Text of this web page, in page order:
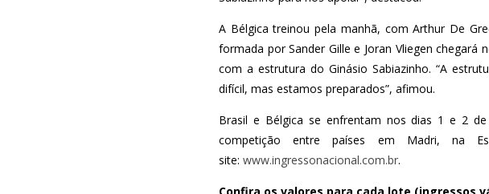
A Bélgica treinou pela manhã, com Arthur De
formada por Sander Gille e Joran Vliegen
com a estrutura do Ginásio Sabiazinho. “A
difícil, mas estamos preparados”, afimou.
Brasil e Bélgica se enfrentam nos dias 1 e 2
competição entre países em Madri, na
site: www.ingressonacional.com.br.